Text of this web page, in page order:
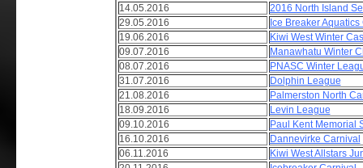
14.05.2016
2016 North Island
29.05.2016
Ice Breaker
19.06.2016
Kiwi West Winter
09.07.2016
Manawhatu Winter
08.07.2016
PNASC Winter
31.07.2016
Dolphin League
21.08.2016
Palmerston North
18.09.2016
Levin League
09.10.2016
Paul Kent Memorial
16.10.2016
Dannevirke Carnival
06.11.2016
Kiwi West Allstars